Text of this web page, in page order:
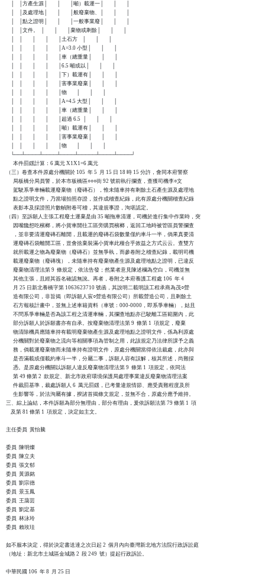
    │    │方產生源│        │        │噸）載運一│        │        │
    │    │及處理地│        │        │般廢棄物、│        │        │
    │    │點之證明│        │        │一般事業廢│        │        │
    │    │文件。  │        │        │棄物或剩餘│        │        │
    │    │        │        │        │土石方    │        │        │
    │    │        │        │        │A=3.0 小型│        │        │
    │    │        │        │        │車（總重量│        │        │
    │    │        │        │        │6.5 噸或以│        │        │
    │    │        │        │        │下）載運有│        │        │
    │    │        │        │        │害事業廢棄│        │        │
    │    │        │        │        │物        │        │        │
    │    │        │        │        │A=4.5 大型│        │        │
    │    │        │        │        │車（總重量│        │        │
    │    │        │        │        │超過 6.5  │        │        │
    │    │        │        │        │噸）載運有│        │        │
    │    │        │        │        │害事業廢棄│        │        │
    │    │        │        │        │物        │        │        │
    └──┴────┴────┴────┴─────┴────┴────┘
      本件罰鍰計算：6 萬元 X1X1=6 萬元
（三）卷查本件原處分機關於 105  年 5  月 15 日 18 時 15 分許，會同本府警察
      局板橋分局員警，於本市板橋區○○○街 92 號前執行攔查，查獲司機李○文
      駕駛系爭車輛載運廢棄物（廢磚石），惟未隨車持有剩餘土石產生源及處理地
      點之證明文件，乃當場拍照存證，並作成稽查紀錄，此有原處分機關稽查紀錄
      表影本及採證照片數幀附卷可稽，其違規事證，洵堪認定。
（四）至訴願人主張工程廢土運棄是由 35 噸拖車清運，司機於進行集中作業時，突
      因嘴饞想吃檳榔，將小貨車開往工區旁購買檳榔，返回工地時被管區員警攔查
      ，並非要清運廢磚石離開，且載運的廢磚石袋數量僅約車斗一半，倘果真要清
      運廢磚石袋離開工區，豈會捨棄裝滿小貨車此種合乎效益之方式云云。查雙方
      就所載運之物為廢棄物（廢磚石）並無爭執，而參卷附之稽查紀錄，載明司機
      載運廢棄物（廢磚塊），未隨車持有廢棄物產生源及處理地點之證明，已違反
      廢棄物清理法第 9  條規定，依法告發；然業者意見陳述欄為空白，司機並無
      其他主張，且經其簽名確認無訛。再者，卷附之本府養護工程處 106  年 4
      月 25 日新北養橋字第 1063623710 號函，其說明二載明該工程承商為茂○營
      造有限公司，非旨揭（即訴願人宸○營造有限公司）所載營造公司，且剩餘土
      石方報核計畫中，並無上述車籍資料（車號：000-0000，即系爭車輛），姑且
      不問系爭車輛是否為該工程之清運車輛，其攔查地點亦已駛離工區範圍內，此
      部分訴願人於訴願書亦有自承。按廢棄物清理法第 9  條第 1  項規定，廢棄
      物清除機具應隨車持有載明廢棄物產生源及處理地點之證明文件，係為利原處
      分機關對於廢棄物之流向等相關事項為管制之用，此該規定乃法律所課予之義
      務，倘載運廢棄物而未隨車持有證明文件，原處分機關當得依法裁處，此亦與
      是否滿載或僅載約車斗一半，分屬二事，訴願人容有誤解，核其所述，尚難採
      憑。是原處分機關以訴願人違反廢棄物清理法第 9  條第 1  項規定，依同法
      第 49 條第 2  款規定、新北市政府環境保護局處理事業違反廢棄物清理法案
      件裁罰基準，裁處訴願人 6  萬元罰鍰，已考量違規情節、應受責難程度及所
      生影響等，於法洵屬有據，揆諸首揭條文規定，並無不合，原處分應予維持。
三、綜上論結，本件訴願為部分無理由，部分有理由，爰依訴願法第 79 條第 1  項
    及第 81 條第 1  項規定，決定如主文。
主任委員  黃怡騰
委員  陳明燦
委員  陳立夫
委員  張文郁
委員  黃源銘
委員  劉宗德
委員  景玉鳳
委員  王藹芸
委員  劉定基
委員  林泳玲
委員  賴玫珪
如不服本決定，得於決定書送達之次日起 2  個月內向臺灣新北地方法院行政訴訟庭
（地址：新北市土城區金城路 2  段 249  號）提起行政訴訟。